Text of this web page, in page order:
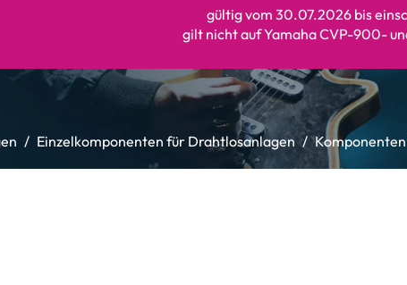
gültig vom 30.07.2026 bis
gilt nicht auf Yamaha CVP-900-
Einzelkomponenten für Drahtlosanlagen